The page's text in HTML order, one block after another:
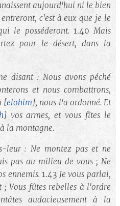
aujourd'hui ni le bien
c'est à eux que je le
le posséderont. 1.40Mais
pour le désert, dans la
disant : Nous avons péché
et nous combattrons,
[elohim], nous l'a ordonné. Et
] vos armes, et vous fîtes le
la montagne.
leur : Ne montez pas et ne
pas au milieu de vous ; Ne
ennemis.1.43 Je vous parlai,
; Vous fûtes rebelles à l'ordre
audacieusement à la